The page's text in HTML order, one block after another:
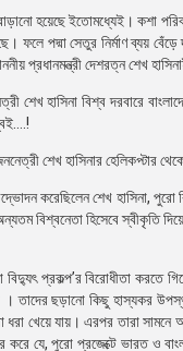
হয়েছে ইতোমধ্যেই। কশা
ফলে পদ্মা সেতুর নির্মাণ ব্যয়
প্রধানমন্ত্রী দেশরত্ন শেখ
শেখ হাসিনা বিশ্ব দরবারে
শেখ হাসিনার
করেছিলেন শেখ হাসিনা, পুরো
বিশ্বনেতা হিসেবে স্বীকৃতি
প্রকল্প’র বিরোধীতা করতে
। তাদের ছড়ানো কিছু হাস্যকর
ধরা খেয়ে যায়। এরপর তারা
করে যে, পুরো প্রজেক্টে ভারত ও